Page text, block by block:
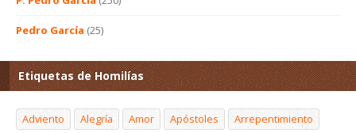
Pedro García (25)
Etiquetas de Homilías
Adviento Alegría Amor Apóstoles
Arrepentimiento